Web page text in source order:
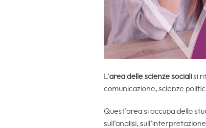
L’area delle scienze socialisi
comunicazione, scienze
Quest’area si occupa dello
sull’analisi,